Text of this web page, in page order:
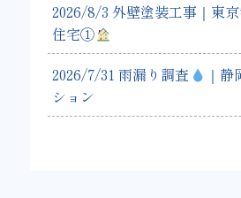
2026/8/3 外壁塗装工事｜東
住宅①
2026/7/31 雨漏り調査
｜
ション